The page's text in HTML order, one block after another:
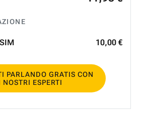
10,00 €
PARLANDO GRATIS CON
NOSTRI ESPERTI